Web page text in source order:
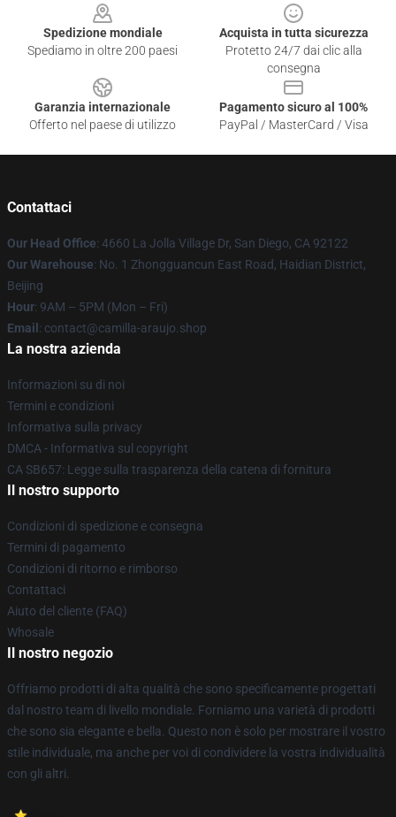
Spedizione mondiale
Spediamo in oltre 200 paesi
Acquista in tutta sicurezza
Protetto 24/7 dai clic alla
consegna
Garanzia internazionale
Offerto nel paese di utilizzo
Pagamento sicuro al 100%
PayPal / MasterCard / Visa
Contattaci
Our Head Office: 4660 La Jolla Village Dr, San Diego, CA 92122
Our Warehouse: No. 1 Zhongguancun East Road, Haidian District,
Beijing
Hour: 9AM – 5PM (Mon – Fri)
Email : contact@camilla-araujo.shop
La nostra azienda
Informazioni su di noi
Termini e condizioni
Informativa sulla privacy
DMCA - Informativa sul copyright
CA SB657: Legge sulla trasparenza della catena di fornitura
Il nostro supporto
Condizioni di spedizione e consegna
Termini di pagamento
Condizioni di ritorno e rimborso
Contattaci
Aiuto del cliente (FAQ)
Whosale
Il nostro negozio
Offriamo prodotti di alta qualità che sono specificamente progettati
dal nostro team di livello mondiale. Forniamo una varietà di prodotti
che sono sia elegante e bella. Questo non è solo per mostrare il vostro
stile individuale, ma anche per voi di condividere la vostra individualità
con gli altri.